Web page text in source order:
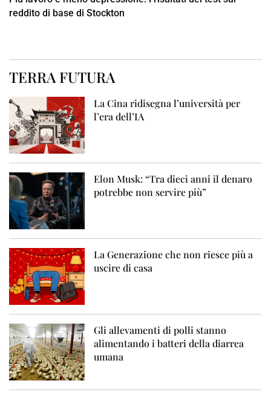
reddito di base di Stockton
TERRA FUTURA
La Cina ridisegna l’università per
l’era dell’IA
Elon Musk: “Tra dieci anni il denaro
potrebbe non servire più”
La Generazione che non riesce più a
uscire di casa
Gli allevamenti di polli stanno
alimentando i batteri della diarrea
umana